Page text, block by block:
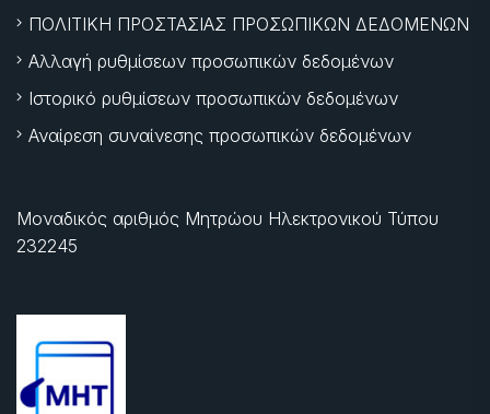
ΠΟΛΙΤΙΚΗ ΠΡΟΣΤΑΣΙΑΣ ΠΡΟΣΩΠΙΚΩΝ ΔΕΔΟΜΕΝΩΝ
Αλλαγή ρυθμίσεων προσωπικών δεδομένων
Ιστορικό ρυθμίσεων προσωπικών δεδομένων
Αναίρεση συναίνεσης προσωπικών δεδομένων
Μοναδικός αριθμός Μητρώου Ηλεκτρονικού Τύπου
232245